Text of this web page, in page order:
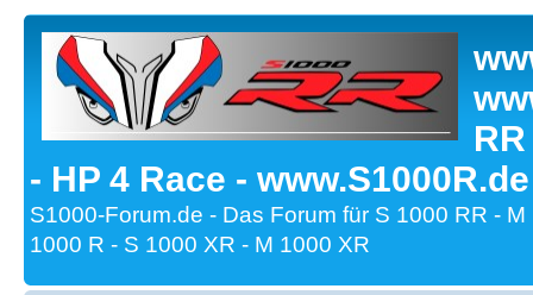
- HP 4 Race -
S1000-Forum.de - Das Forum für S 1000 RR -
1000 R - S 1000 XR - M 1000 XR